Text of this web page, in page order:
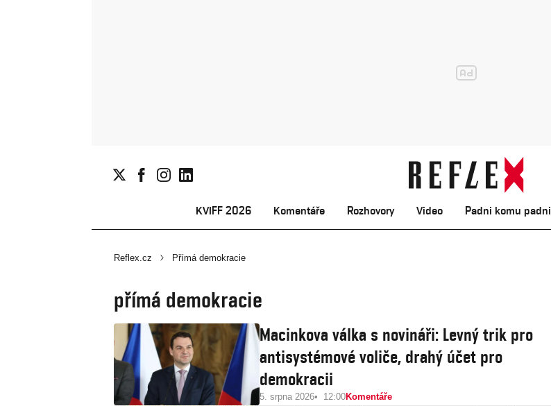
KVIFF 2026 Komentáře Rozhovory Video Padni komu padni
Reflex.cz Přímá demokracie
přímá demokracie
Macinkova válka s novináři: Levný trik pro
antisystémové voliče, drahý účet pro
demokracii
5. srpna 2026 12:00Komentáře